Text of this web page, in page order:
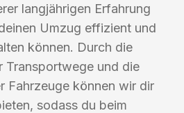
langjährigen Erfahrung
Umzug effizient und
können. Durch die
Transportwege und die
Fahrzeuge können wir dir
sodass du beim